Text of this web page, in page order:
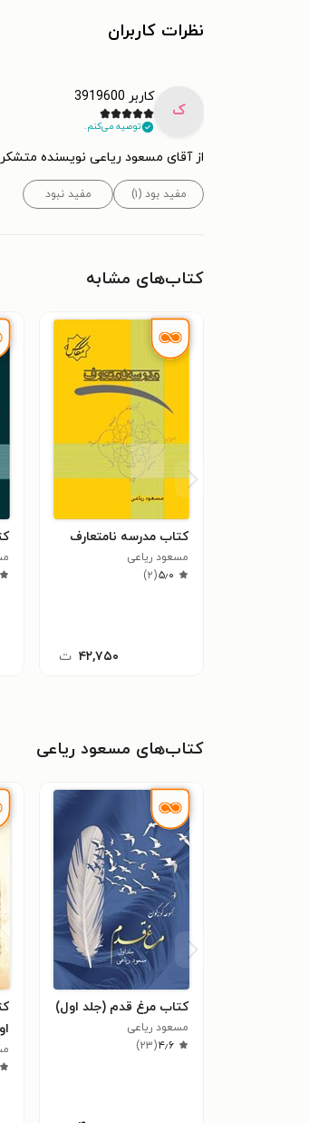
نظرات کاربران
ک
کاربر 3919600
توصیه می‌کنم.
از آقای مسعود ریاعی نویسنده
مفید بود (۱) مفید نبود
کتاب‌های مشابه
کتاب مدرسه نامتعارف
مسعود ریاعی
۵٫۰(۲)
۴۲,۷۵۰ ت
کتاب‌های مسعود ریاعی
کتاب مرغ قدم (جلد اول)
مسعود ریاعی
۴٫۶(۲۳)